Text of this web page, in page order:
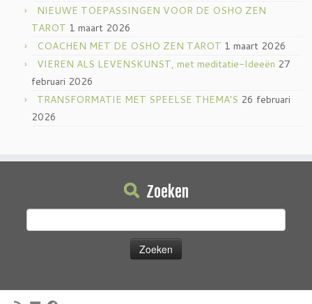
NIEUWE TOEPASSINGEN VOOR DE OSHO ZEN
TAROT 1 maart 2026
COACHEN MET DE OSHO ZEN TAROT 1 maart 2026
VIEREN ALS LEVENSKUNST, met meditatie-Ideeën 27
februari 2026
TRANSFORMATIE MET SPEELSE THEMA’S 26 februari
2026
Zoeken